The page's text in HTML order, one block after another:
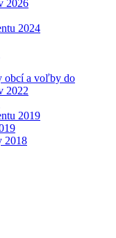
2026
2024
obcí a voľby do
2022
2019
2018